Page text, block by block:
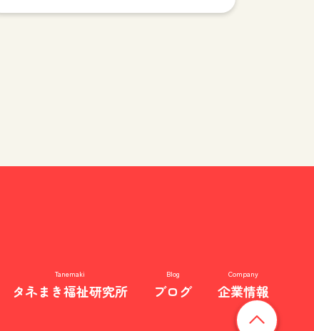
Tanemaki
タネまき福祉研究所
Blog
ブログ
Company
企業情報